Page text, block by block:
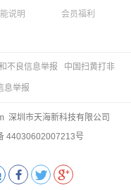
说明
会员福利
不良信息举报 中国扫黄打非
息举报
深圳市天海新科技有限公司
44030602007213号